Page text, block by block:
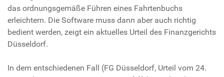
das ordnungsgemäße Führen eines Fahrtenbuchs
erleichtern. Die Software muss dann aber auch richtig
bedient werden, zeigt ein aktuelles Urteil des Finanzgerichts
Düsseldorf.
In dem entschiedenen Fall (FG Düsseldorf, Urteil vom 24.